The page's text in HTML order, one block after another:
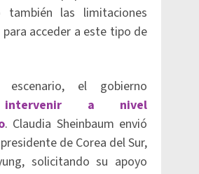
también las limitaciones
acceder a este tipo de
el gobierno
intervenir a nivel
. Claudia Sheinbaum envió
de Corea del Sur,
solicitando su apoyo